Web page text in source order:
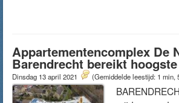
Appartementencomplex De
Barendrecht bereikt
Dinsdag 13 april 2021 (Gemiddelde leestijd: 1 min,